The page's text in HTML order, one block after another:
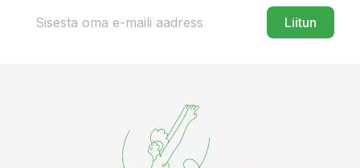
Liitun